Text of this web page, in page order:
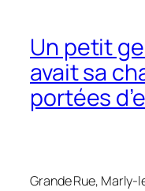
Un petit
avait sa
portées
Grande Rue, Marly-